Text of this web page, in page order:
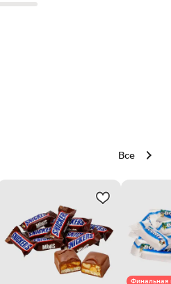
Все
Финальная